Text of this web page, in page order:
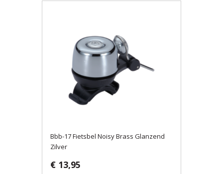
Bbb-17 Fietsbel Noisy Brass Glanzend
Zilver
€ 13,95